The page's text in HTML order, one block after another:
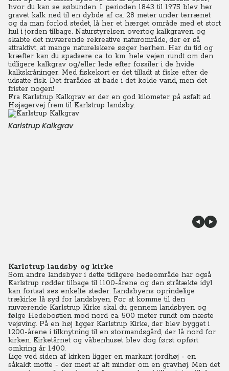
hvor du kan se søbunden. I perioden 1843 til 1975 blev her
gravet kalk ned til en dybde af ca. 28 meter under terrænet
og da man forlod stedet, lå her et hærget område med et stort
hul i jorden tilbage. Naturstyrelsen overtog kalkgraven og
skabte det nuværende rekreative naturområde, der er så
attraktivt, at mange naturelskere søger herhen. Har du tid og
kræfter kan du spadsere ca. to km. hele vejen rundt om den
tidligere kalkgrav og/eller lede efter fossiler i de hvide
kalkskråninger. Med fiskekort er det tilladt at fiske efter de
udsatte fisk. Det frarådes at bade i det kolde vand, men det
frister nogen!
Fra Karlstrup Kalkgrav er der en god kilometer på asfalt ad
Højagervej frem til Karlstrup landsby.
Karlstrup Kalkgrav
Karlstrup landsby og kirke
Som andre landsbyer i dette tidligere hedeområde har også
Karlstrup rødder tilbage til 1100-årene og den stråtækte idyl
kan fortsat ses enkelte steder. Landsbyens oprindelige
trækirke lå syd for landsbyen. For at komme til den
nuværende Karlstrup Kirke skal du gennem landsbyen og
følge Hedebostien mod nord ca. 500 meter rundt om næste
vejsving. På en høj ligger Karlstrup Kirke, der blev bygget i
1200-årene i tilknytning til en stormandsgård, der lå nord for
kirken. Kirketårnet og våbenhuset blev dog først opført
omkring år 1400.
Lige ved siden af kirken ligger en markant jordhøj - en
såkaldt motte - der mest af alt minder om en gravhøj. Men det